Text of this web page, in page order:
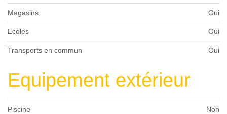
Magasins Oui
Ecoles Oui
Transports en commun Oui
Equipement extérieur
Piscine Non